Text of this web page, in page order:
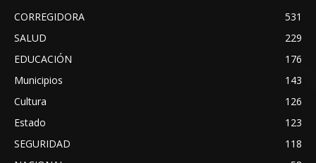
CORREGIDORA
531
SALUD
229
EDUCACIÓN
176
Municipios
143
Cultura
126
Estado
123
SEGURIDAD
118